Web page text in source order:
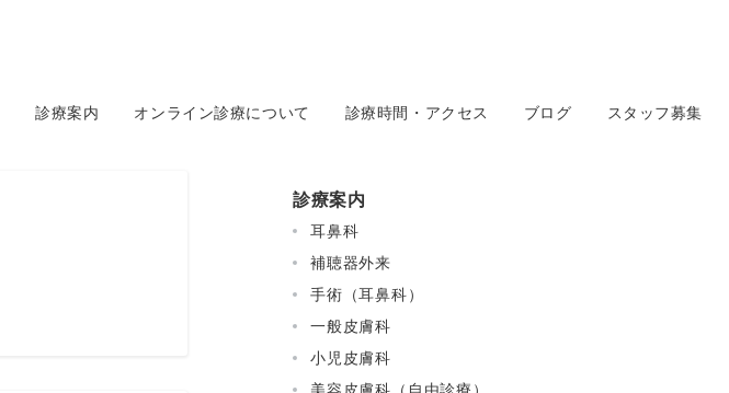
診療案内 オンライン診療について 診療時間・アクセス ブログ スタッフ募集
診療案内
耳鼻科
補聴器外来
手術（耳鼻科）
一般皮膚科
小児皮膚科
美容皮膚科（自由診療）